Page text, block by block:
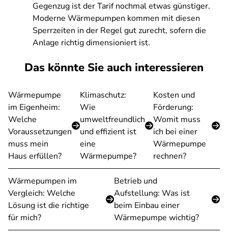
Gegenzug ist der Tarif nochmal etwas günstiger.
Moderne Wärmepumpen kommen mit diesen
Sperrzeiten in der Regel gut zurecht, sofern die
Anlage richtig dimensioniert ist.
Das könnte Sie auch interessieren
Wärmepumpe
im Eigenheim:
Welche
Voraussetzungen
muss mein
Haus erfüllen?
Klimaschutz:
Wie
umweltfreundlich
und effizient ist
eine
Wärmepumpe?
Kosten und
Förderung:
Womit muss
ich bei einer
Wärmepumpe
rechnen?
Wärmepumpen im
Vergleich: Welche
Lösung ist die richtige
für mich?
Betrieb und
Aufstellung: Was ist
beim Einbau einer
Wärmepumpe wichtig?